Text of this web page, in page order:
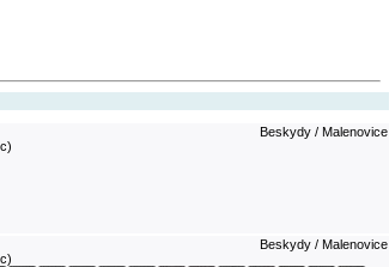
Beskydy / Malenovice
Beskydy / Malenovice